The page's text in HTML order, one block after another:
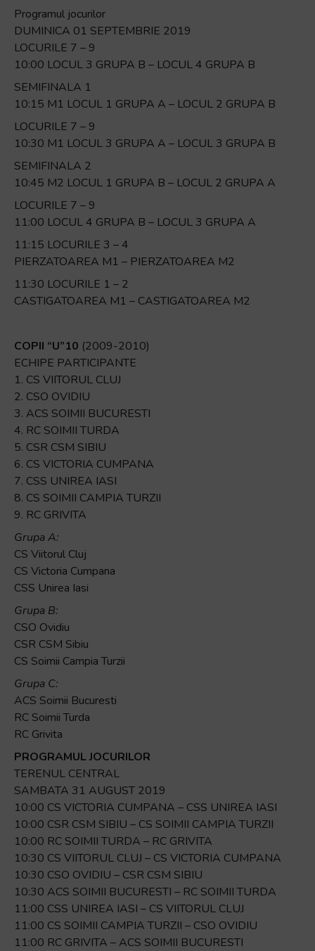
Programul jocurilor
DUMINICA 01 SEPTEMBRIE 2019
LOCURILE 7 – 9
10:00 LOCUL 3 GRUPA B – LOCUL 4 GRUPA B
SEMIFINALA 1
10:15 M1 LOCUL 1 GRUPA A – LOCUL 2 GRUPA B
LOCURILE 7 – 9
10:30 M1 LOCUL 3 GRUPA A – LOCUL 3 GRUPA B
SEMIFINALA 2
10:45 M2 LOCUL 1 GRUPA B – LOCUL 2 GRUPA A
LOCURILE 7 – 9
11:00 LOCUL 4 GRUPA B – LOCUL 3 GRUPA A
11:15 LOCURILE 3 – 4
PIERZATOAREA M1 – PIERZATOAREA M2
11:30 LOCURILE 1 – 2
CASTIGATOAREA M1 – CASTIGATOAREA M2
COPII “U”10 (2009-2010)
ECHIPE PARTICIPANTE
1. CS VIITORUL CLUJ
2. CSO OVIDIU
3. ACS SOIMII BUCURESTI
4. RC SOIMII TURDA
5. CSR CSM SIBIU
6. CS VICTORIA CUMPANA
7. CSS UNIREA IASI
8. CS SOIMII CAMPIA TURZII
9. RC GRIVITA
Grupa A:
CS Viitorul Cluj
CS Victoria Cumpana
CSS Unirea Iasi
Grupa B:
CSO Ovidiu
CSR CSM Sibiu
CS Soimii Campia Turzii
Grupa C:
ACS Soimii Bucuresti
RC Soimii Turda
RC Grivita
PROGRAMUL JOCURILOR
TERENUL CENTRAL
SAMBATA 31 AUGUST 2019
10:00 CS VICTORIA CUMPANA – CSS UNIREA IASI
10:00 CSR CSM SIBIU – CS SOIMII CAMPIA TURZII
10:00 RC SOIMII TURDA – RC GRIVITA
10:30 CS VIITORUL CLUJ – CS VICTORIA CUMPANA
10:30 CSO OVIDIU – CSR CSM SIBIU
10:30 ACS SOIMII BUCURESTI – RC SOIMII TURDA
11:00 CSS UNIREA IASI – CS VIITORUL CLUJ
11:00 CS SOIMII CAMPIA TURZII – CSO OVIDIU
11:00 RC GRIVITA – ACS SOIMII BUCURESTI